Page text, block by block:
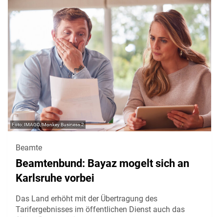
IMAGO/Monkey Business 2
Beamte
Beamtenbund: Bayaz mogelt sich an
Karlsruhe vorbei
Das Land erhöht mit der Übertragung des
Tarifergebnisses im öffentlichen Dienst auch das